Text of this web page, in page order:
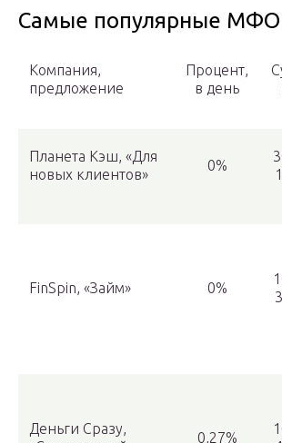
Самые популярные МФО
Компания,
предложение
Процент,
в день
Планета Кэш, «Для
новых клиентов»
0%
FinSpin, «Займ» 0%
Деньги Сразу,
0,27%